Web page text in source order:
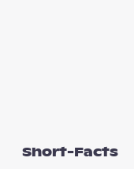
Short-Facts